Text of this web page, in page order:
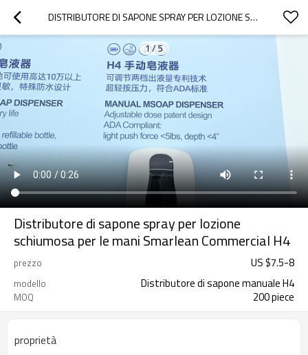
DISTRIBUTORE DI SAPONE SPRAY PER LOZIONE SCHIUMOSA PER LE MANI SMARLEAN COMMERCIAL H4
1/5
Distributore di sapone spray per lozione
schiumosa per le mani Smarlean Commercial H4
prezzo US $7.5-8
modello Distributore di sapone manuale H4
MOQ 200 piece
proprietà